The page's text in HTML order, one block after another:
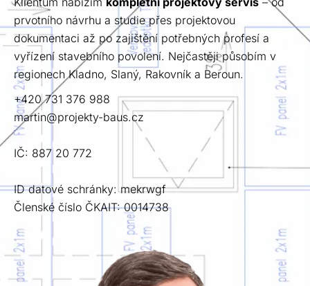
prvotního návrhu a studie přes projektovou
dokumentaci až po zajištění potřebných profesí a
vyřízení stavebního povolení. Nejčastěji působím v
regionech Kladno, Slaný, Rakovník a Beroun.
+420 731 376 988
martin@projekty-baus.cz
IČ: 887 20 772
ID datové schránky: mekrwgf
Členské číslo ČKAIT: 0014738